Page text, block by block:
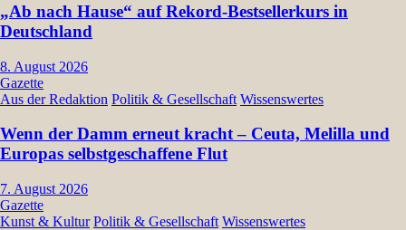
„Ab nach Hause“ auf Rekord-Bestsellerkurs in
Deutschland
8. August 2026
Gazette
Aus der Redaktion Politik & Gesellschaft Wissenswertes
Wenn der Damm erneut kracht – Ceuta, Melilla und
Europas selbstgeschaffene Flut
7. August 2026
Gazette
Kunst & Kultur Politik & Gesellschaft Wissenswertes